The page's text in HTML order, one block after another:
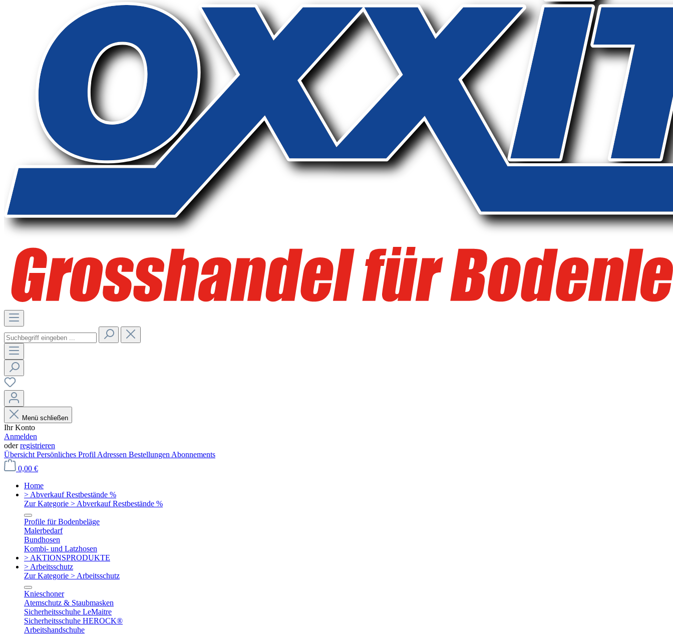
Menü schließen
Ihr Konto
Anmelden
oderregistrieren
Übersicht Persönliches Profil Adressen Bestellungen Abonnements
0,00 €
Home
> Abverkauf Restbestände %
Zur Kategorie > Abverkauf Restbestände %
Profile für Bodenbeläge
Malerbedarf
Bundhosen
Kombi- und Latzhosen
> AKTIONSPRODUKTE
> Arbeitsschutz
Zur Kategorie > Arbeitsschutz
Knieschoner
Atemschutz & Staubmasken
Sicherheitsschuhe LeMaitre
Sicherheitsschuhe HEROCK®
Arbeitshandschuhe